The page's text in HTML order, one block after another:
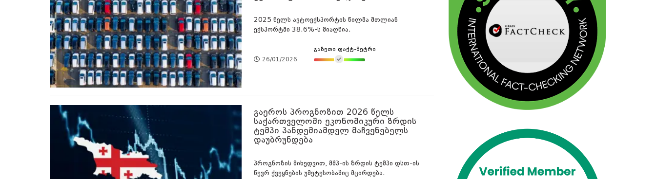
2025 წელს ავტოექსპორტის წილმა მთლიან
ექსპორტში 38.6%-ს მიაღწია.
26/01/2026
გაზეთი ფაქტ-მეტრი
გაეროს პროგნოზით 2026 წელს
საქართველოში ეკონომიკური ზრდის
ტემპი პანდემიამდელ მაჩვენებელს
დაუბრუნდება
პროგნოზის მიხედვით, მშპ-ის ზრდის ტემპი დსთ-ის
წევრ ქვეყნების უმეტესობაშიც მცირდება.